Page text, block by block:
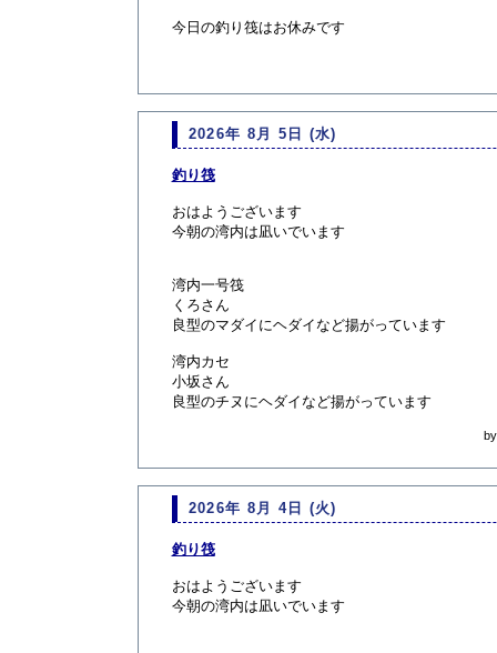
今日の釣り筏はお休みです
2026年 8月 5日 (水)
釣り筏
おはようございます
今朝の湾内は凪いでいます
湾内一号筏
くろさん
良型のマダイにヘダイなど揚がっています
湾内カセ
小坂さん
良型のチヌにヘダイなど揚がっています
2026年 8月 4日 (火)
釣り筏
おはようございます
今朝の湾内は凪いでいます